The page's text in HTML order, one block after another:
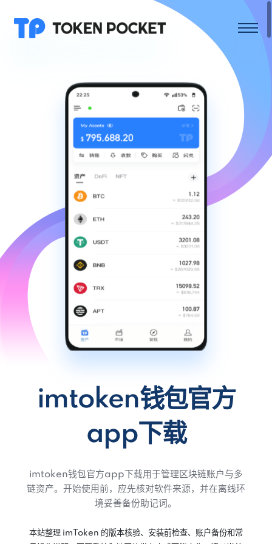
imtoken钱包官方
app下载
imtoken钱包官方app下载用于管理区块链账户与多
链资产。开始使用前，应先核对软件来源，并在离线环
境妥善备份助记词。
本站整理 imToken 的版本核验、安装前检查、账户备份和常